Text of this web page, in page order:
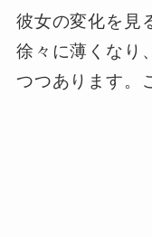
彼女の変化を見
徐々に薄くなり
つつあります。